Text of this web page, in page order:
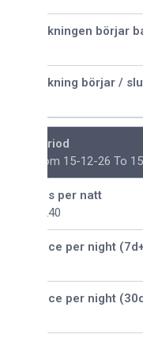
börjar bara den
börjar / slutar
15-12-26 To 15-01-27
per natt
per night (7d+)
per night (30d+)